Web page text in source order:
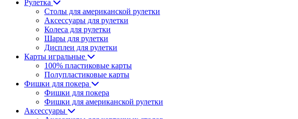
Рулетка
Столы для американской рулетки
Аксессуары для рулетки
Колеса для рулетки
Шары для рулетки
Дисплеи для рулетки
Карты игральные
100% пластиковые карты
Полупластиковые карты
Фишки для покера
Фишки для покера
Фишки для американской рулетки
Аксессуары